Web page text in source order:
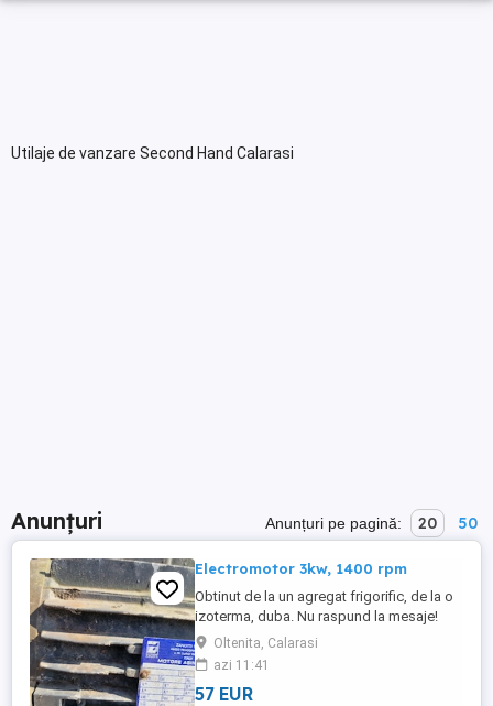
Utilaje de vanzare Second Hand Calarasi
Anunțuri Anunțuri pe pagină: 20 50
Electromotor 3kw, 1400 rpm
Obtinut de la un agregat frigorific, de la o
izoterma, duba. Nu raspund la mesaje!
Oltenita, Calarasi
azi 11:41
57 EUR